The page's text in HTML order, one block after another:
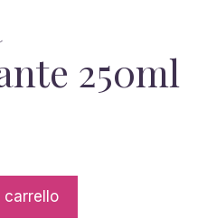
250ml
carrello